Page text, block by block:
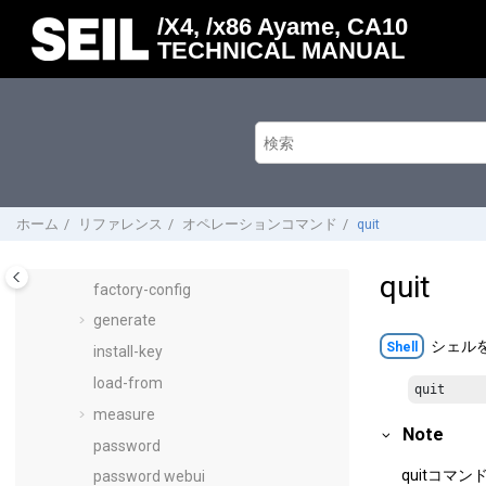
/X4, /x86 Ayame, CA10
TECHNICAL MANUAL
ホーム リファレンス オペレーションコマンド quit
凡例
connect, disconnect, reconnect
edit
factory-config
generate
install-key
load-from
measure
password
password webui
quit
Shell シェル
quit
Note
quitコマン